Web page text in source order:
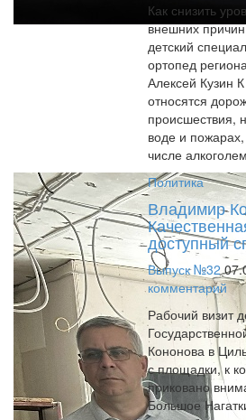
Как снизить
внешних
детский
ортопед
Алексей Кузин
относятся
происшествия,
воде и
числе
Политика
Владимир
доступный
Выпуск №32
комментарий
Рабочий визит
Кононова в
с площадки, к
приковано
Большое